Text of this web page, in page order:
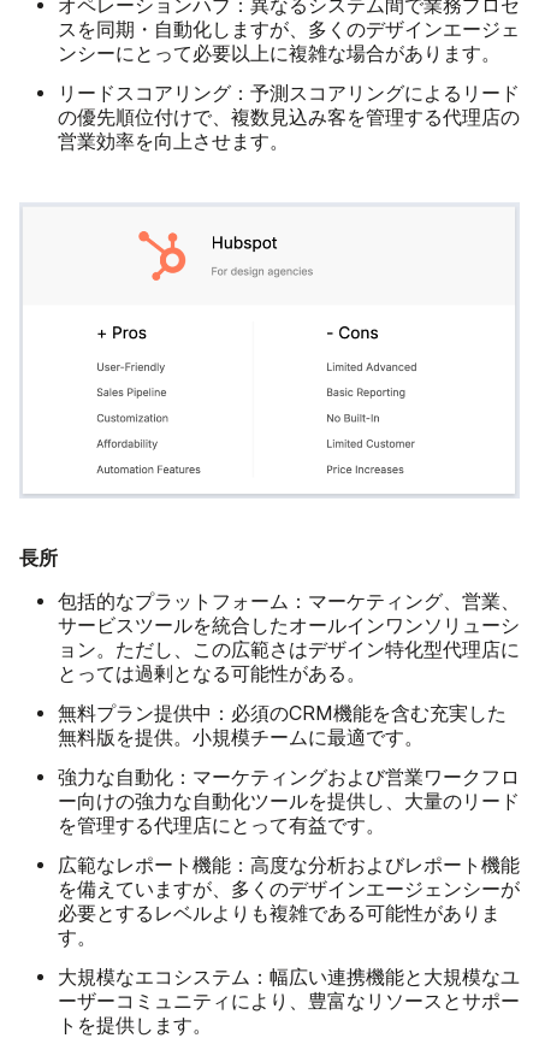
異なるシステム間で業務プロセ
スを同期・自動化しますが、多くのデザインエージェ
ンシーにとって必要以上に複雑な場合があります。
リードスコアリング： 予測スコアリングによるリード
の優先順位付けで、複数見込み客を管理する代理店の
営業効率を向上させます。
長所
包括的なプラットフォーム： マーケティング、営業、
サービスツールを統合したオールインワンソリューシ
ョン。ただし、この広範さはデザイン特化型代理店に
とっては過剰となる可能性がある。
無料プラン提供中： 必須のCRM機能を含む充実した
無料版を提供。小規模チームに最適です。
強力な自動化： マーケティングおよび営業ワークフロ
ー向けの強力な自動化ツールを提供し、大量のリード
を管理する代理店にとって有益です。
広範なレポート機能： 高度な分析およびレポート機能
を備えていますが、多くのデザインエージェンシーが
必要とするレベルよりも複雑である可能性がありま
す。
大規模なエコシステム： 幅広い連携機能と大規模なユ
ーザーコミュニティにより、豊富なリソースとサポー
トを提供します。